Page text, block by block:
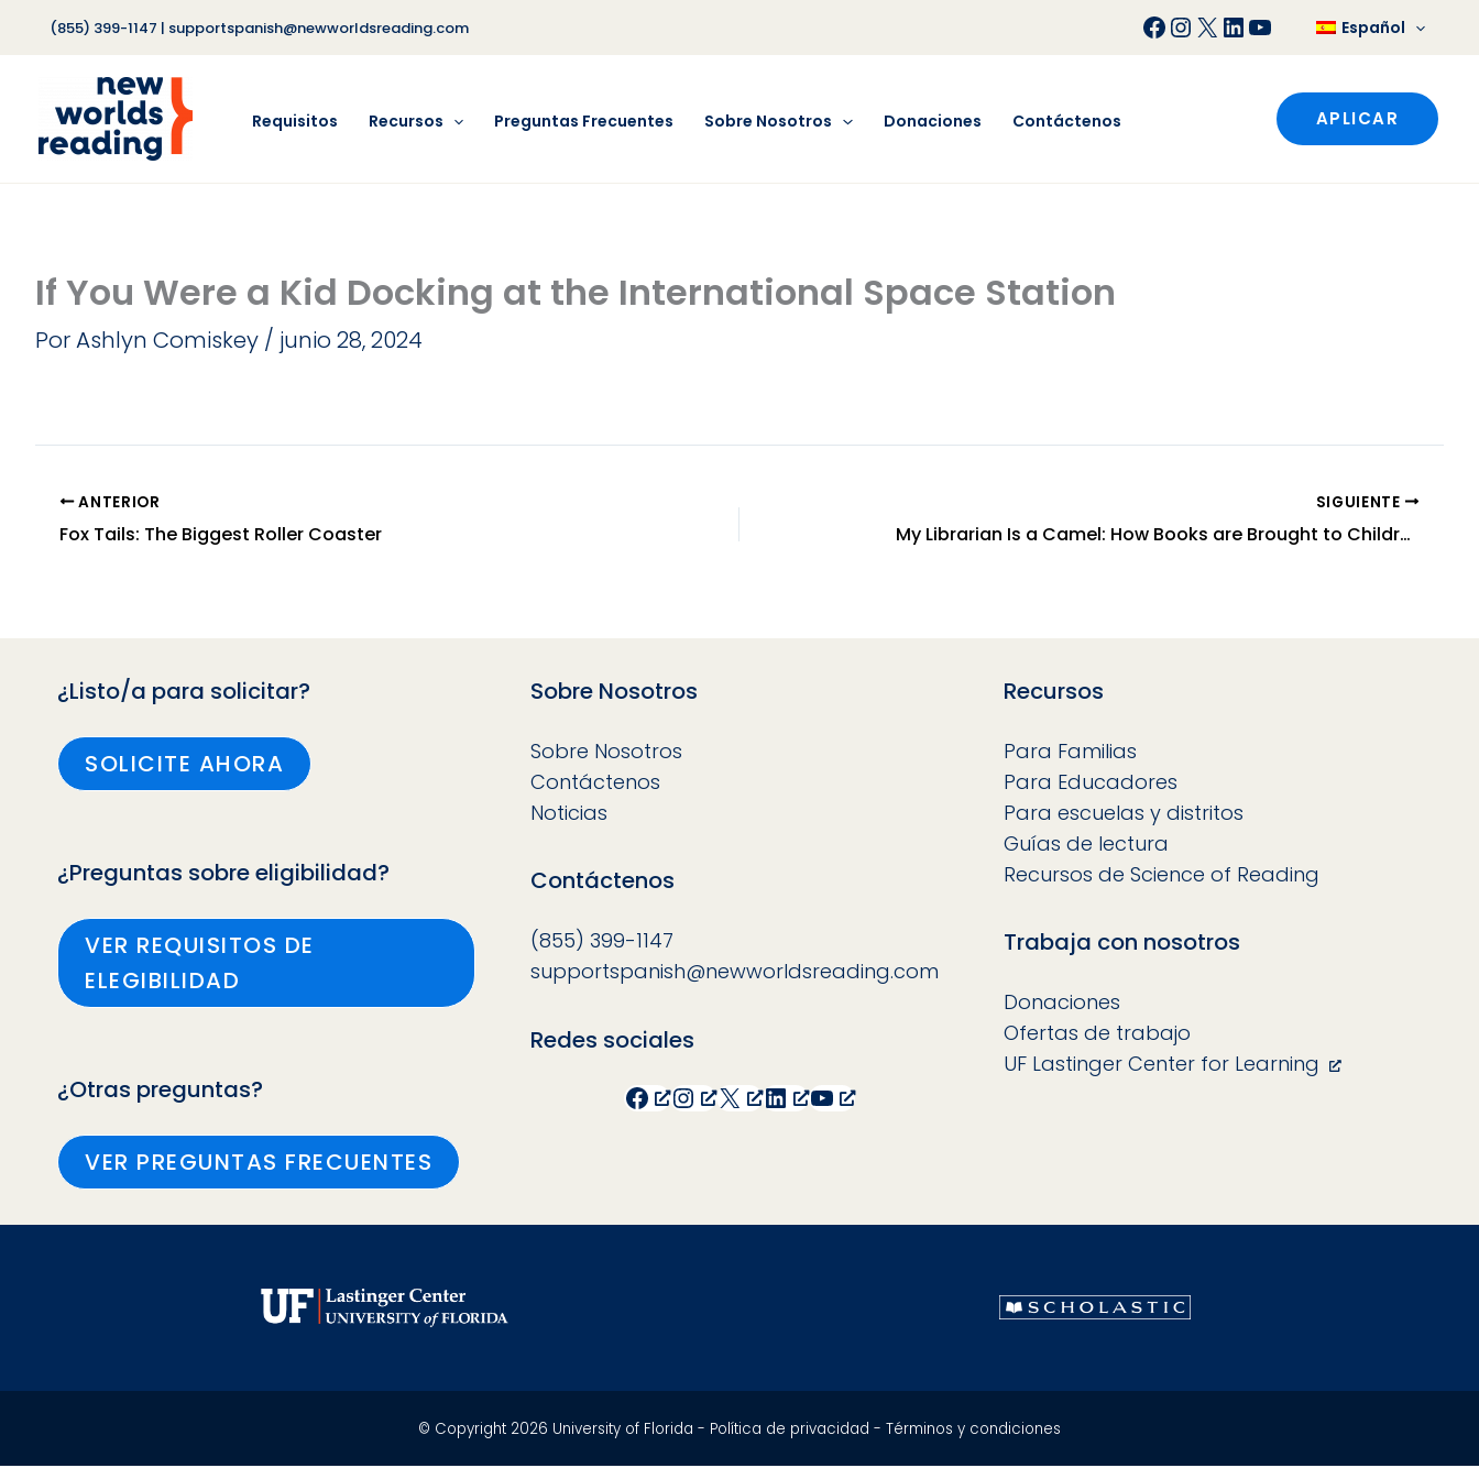
contenido
(855) 399-1147 | supportspanish@newworldsreading.com Facebook
Instagram
X LinkedIn
YouTubeEspañol
Requisitos Recursos Preguntas Frecuentes Sobre Nosotros Donaciones Contáctenos APLICAR
If You Were a Kid Docking at the International Space Station
PorAshlyn Comiskey / junio 28, 2024
ANTERIOR
Fox Tails: The Biggest Roller Coaster
SIGUIENTE
My Librarian Is a Camel: How Books are Brought to Children Around the World
¿Listo/a para solicitar?
SOLICITE AHORA
¿Preguntas sobre eligibilidad?
VER REQUISITOS DE
ELEGIBILIDAD
¿Otras preguntas?
VER PREGUNTAS FRECUENTES
Sobre Nosotros
Sobre Nosotros
Contáctenos
Noticias
Contáctenos
(855) 399-1147
supportspanish@newworldsreading.com
Redes sociales
Facebook
Instagram
X LinkedInYouTube
Recursos
Para Familias
Para Educadores
Para escuelas y distritos
Guías de lectura
Recursos de Science of Reading
Trabaja con nosotros
Donaciones
Ofertas de trabajo
UF Lastinger Center for Learning
© Copyright 2026 University of Florida - Política de privacidad - Términos y condiciones